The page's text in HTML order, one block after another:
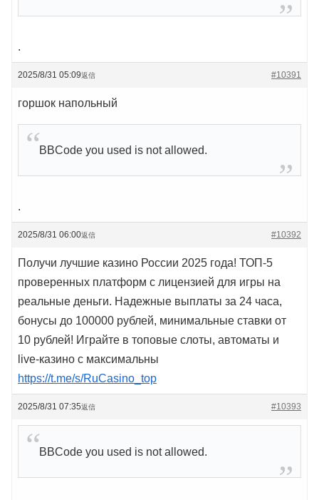
.
2025/8/31 05:09 #10391
返信
горшок напольный
BBCode you used is not allowed.
.
2025/8/31 06:00 #10392
返信
Получи лучшие казинo России 2025 года! ТОП-5
проверенных платформ с лицензией для игры на
реальные деньги. Надежные выплаты за 24 часа,
бонусы до 100000 рублей, минимальные ставки от
10 рублей! Играйте в топовые слоты, автоматы и
live-казинo с максимальны
https://t.me/s/RuCasino_top
2025/8/31 07:35 #10393
返信
BBCode you used is not allowed.